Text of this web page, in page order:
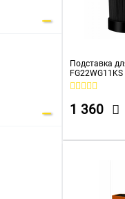
Подставка
1 360